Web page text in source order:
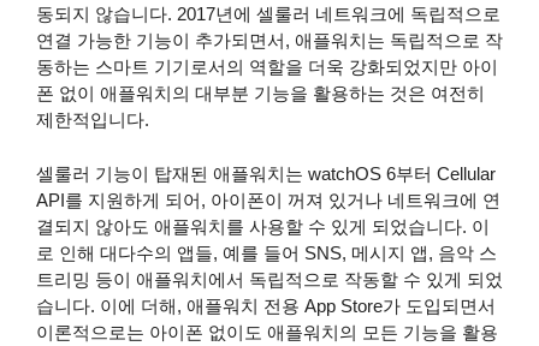
동되지 않습니다. 2017년에 셀룰러 네트워크에 독립적으로
연결 가능한 기능이 추가되면서, 애플워치는 독립적으로 작
동하는 스마트 기기로서의 역할을 더욱 강화되었지만 아이
폰 없이 애플워치의 대부분 기능을 활용하는 것은 여전히
제한적입니다.
셀룰러 기능이 탑재된 애플워치는 watchOS 6부터 Cellular
API를 지원하게 되어, 아이폰이 꺼져 있거나 네트워크에 연
결되지 않아도 애플워치를 사용할 수 있게 되었습니다. 이
로 인해 대다수의 앱들, 예를 들어 SNS, 메시지 앱, 음악 스
트리밍 등이 애플워치에서 독립적으로 작동할 수 있게 되었
습니다. 이에 더해, 애플워치 전용 App Store가 도입되면서
이론적으로는 아이폰 없이도 애플워치의 모든 기능을 활용